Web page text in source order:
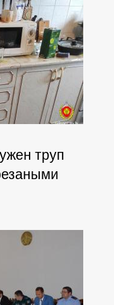
труп